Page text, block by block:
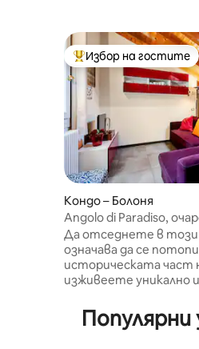
Най-популярен избор
Избор на гостите
Кондо – Болоня
Angolo di Paradiso,
апартамент близо
Да отседнете в
означава да се
историческата част
изживеете уникално
предлага
местоположение на